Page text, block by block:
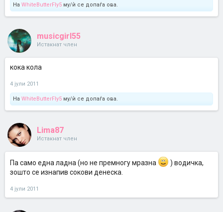
На WhiteButterFly5 му/ѝ се допаѓа ова.
musicgirl55
Истакнат член
кока кола
4 јули 2011
На WhiteButterFly5 му/ѝ се допаѓа ова.
Lima87
Истакнат член
Па само една ладна (но не премногу мразна
) водичка,
зошто се изнапив сокови денеска.
4 јули 2011